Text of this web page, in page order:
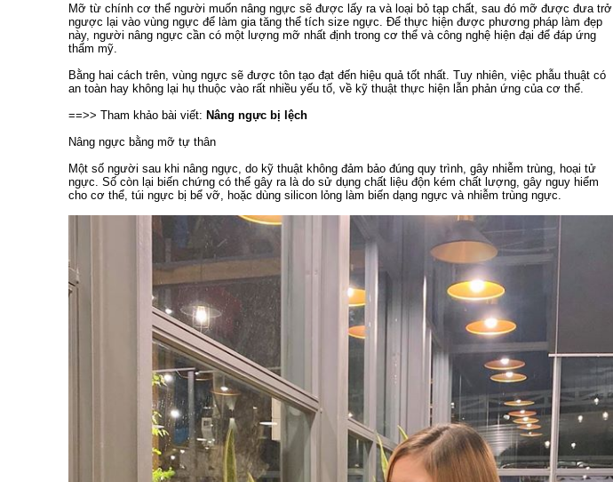
Mỡ từ chính cơ thể người muốn nâng ngực sẽ được lấy ra và loại bỏ tạp chất, sau đó mỡ được đưa trở
ngược lại vào vùng ngực để làm gia tăng thể tích size ngực. Để thực hiện được phương pháp làm đẹp
này, người nâng ngực cần có một lượng mỡ nhất định trong cơ thể và công nghệ hiện đại để đáp ứng
thẩm mỹ.
Bằng hai cách trên, vùng ngực sẽ được tôn tạo đạt đến hiệu quả tốt nhất. Tuy nhiên, việc phẫu thuật có
an toàn hay không lại hụ thuộc vào rất nhiều yếu tố, về kỹ thuật thực hiện lẫn phản ứng của cơ thể.
==>> Tham khảo bài viết: Nâng ngực bị lệch
Nâng ngực bằng mỡ tự thân
Một số người sau khi nâng ngực, do kỹ thuật không đảm bảo đúng quy trình, gây nhiễm trùng, hoại tử
ngực. Số còn lại biến chứng có thể gây ra là do sử dụng chất liệu độn kém chất lượng, gây nguy hiểm
cho cơ thể, túi ngực bị bể vỡ, hoặc dùng silicon lỏng làm biến dạng ngực và nhiễm trùng ngực.